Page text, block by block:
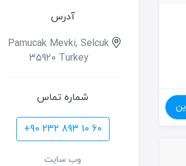
آدرس
Pamucak Mevki, Selcuk
35920 Turkey
شماره تماس
+90 232 893 10 60
وب سایت